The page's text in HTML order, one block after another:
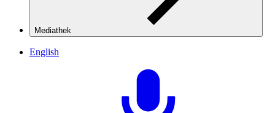
Mediathek
English